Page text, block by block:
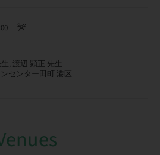
, 渡辺 顕正 先生
センター田町 港区